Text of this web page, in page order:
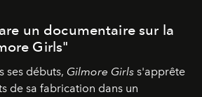
un documentaire sur la
Girls"
ses débuts, Gilmore Girls s'apprête
de sa fabrication dans un